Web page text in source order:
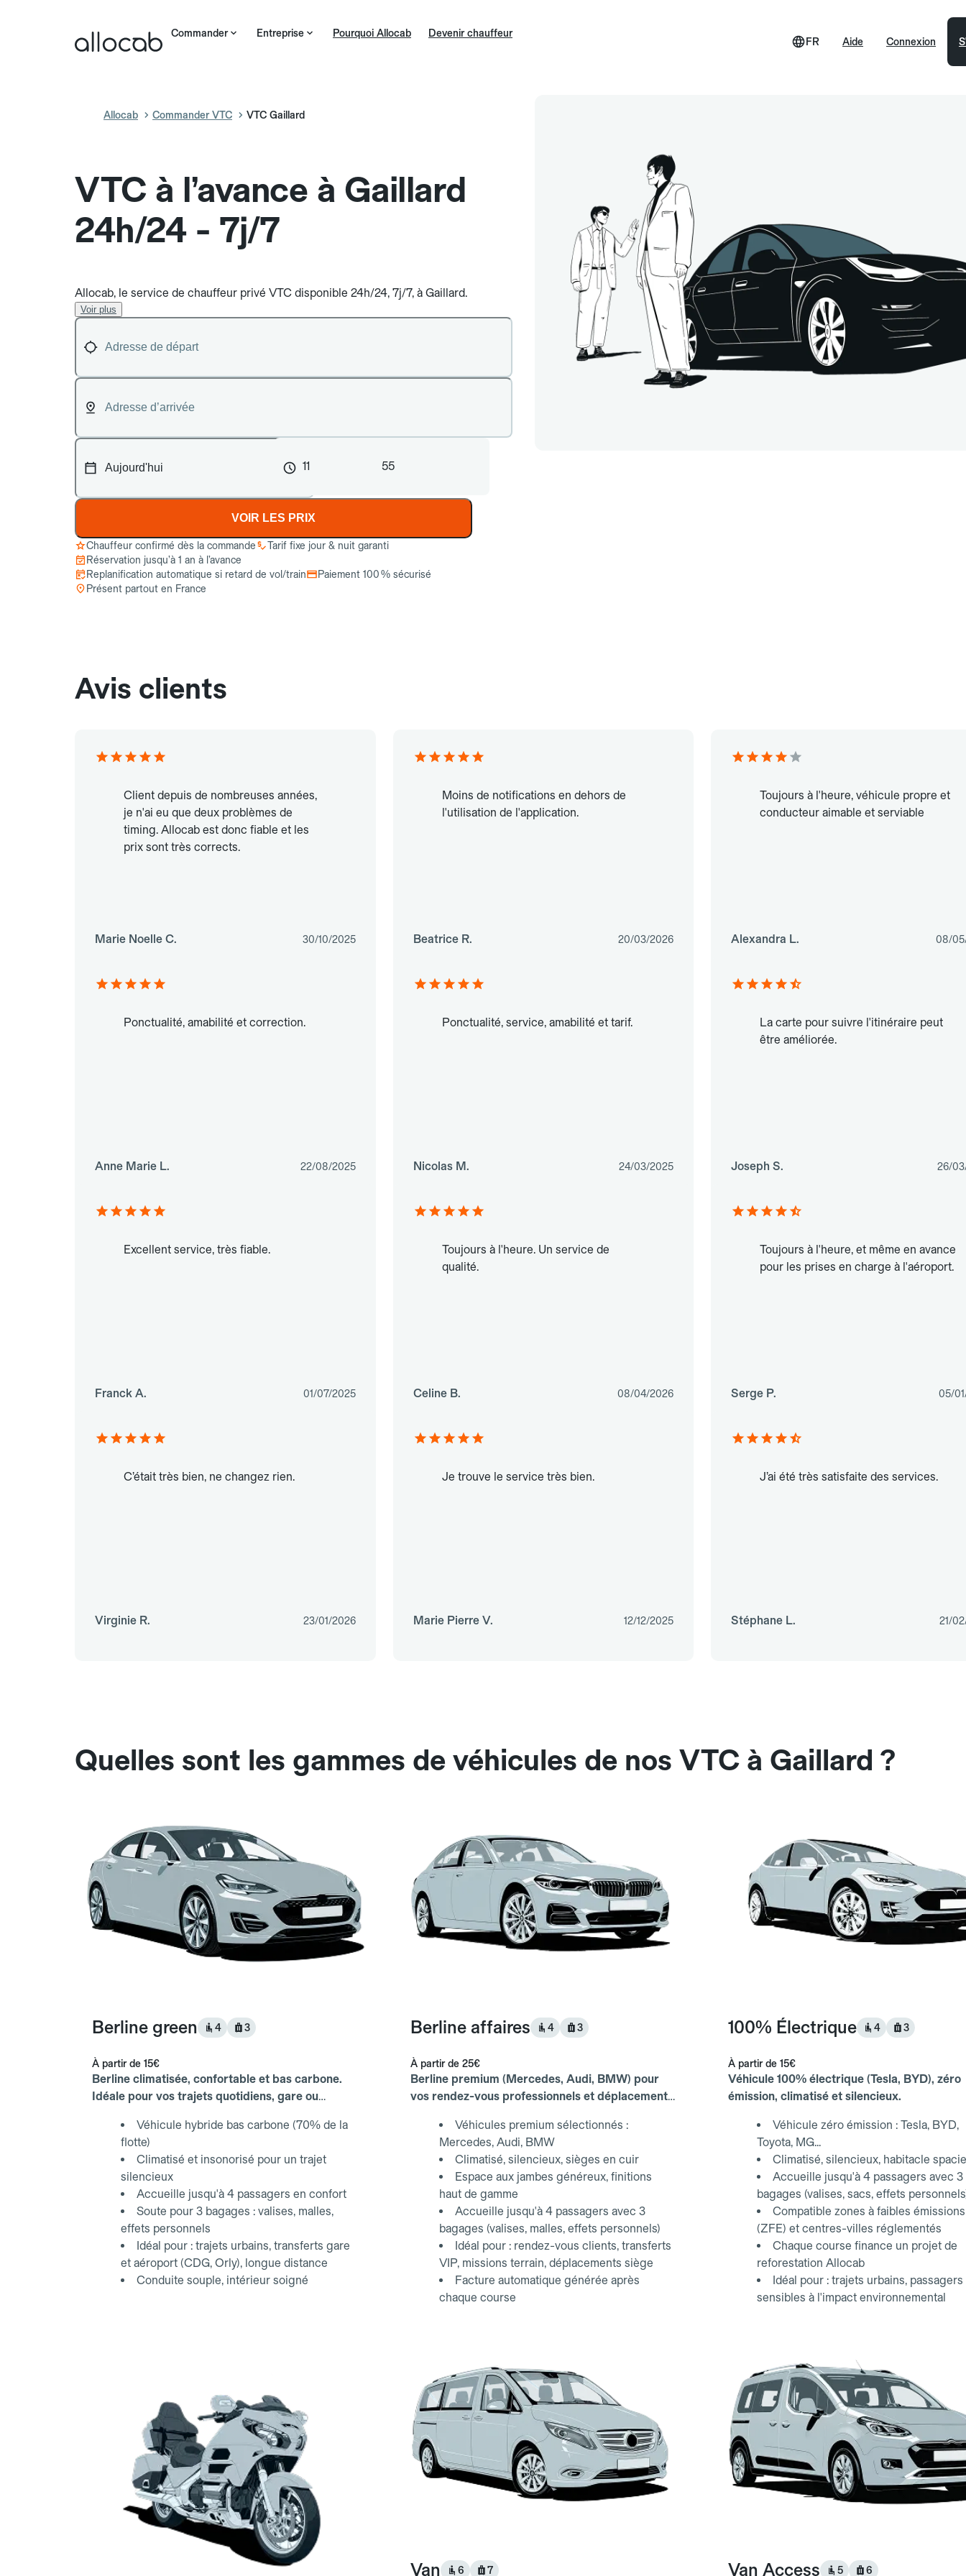
Commander Entreprise Pourquoi Allocab Devenir chauffeur
Aide
FR Connexion
Allocab Commander VTC VTC Gaillard
VTC à l’avance à Gaillard
24h/24 - 7j/7
Allocab, le service de chauffeur privé VTC disponible 24h/24, 7j/7, à Gaillard.
Voir plus
11 55
VOIR LES PRIX
Chauffeur confirmé dès la commande
Tarif fixe jour & nuit garanti
Réservation jusqu’à 1 an à l’avance
Replanification automatique si retard de vol/train
Paiement 100 % sécurisé
Présent partout en France
Avis clients
Client depuis de nombreuses années,
je n'ai eu que deux problèmes de
timing. Allocab est donc fiable et les
prix sont très corrects.
Marie Noelle C. 30/10/2025
Moins de notifications en dehors de
l'utilisation de l'application.
Beatrice R. 20/03/2026
Toujours à l'heure, véhicule propre et
conducteur aimable et serviable
Alexandra L. 08/
Ponctualité, amabilité et correction.
Anne Marie L. 22/08/2025
Ponctualité, service, amabilité et tarif.
Nicolas M. 24/03/2025
La carte pour suivre l'itinéraire peut
être améliorée.
Joseph S. 26/
Excellent service, très fiable.
Franck A. 01/07/2025
Toujours à l'heure. Un service de
qualité.
Celine B. 08/04/2026
Toujours à l'heure, et même en avance
pour les prises en charge à l'aéroport.
Serge P. 05/
C’était très bien, ne changez rien.
Virginie R. 23/01/2026
Je trouve le service très bien.
Marie Pierre V. 12/12/2025
J’ai été très satisfaite des services.
Stéphane L. 21/
Quelles sont les gammes de véhicules de nos VTC à Gaillard ?
Berline green 4 3
À partir de 15€
Berline climatisée, confortable et bas carbone.
Idéale pour vos trajets quotidiens, gare ou
Véhicule hybride bas carbone (70% de la
flotte)
Climatisé et insonorisé pour un trajet
silencieux
Accueille jusqu'à 4 passagers en confort
Soute pour 3 bagages : valises, malles,
effets personnels
Idéal pour : trajets urbains, transferts gare
et aéroport (CDG, Orly), longue distance
Conduite souple, intérieur soigné
Berline affaires 4 3
À partir de 25€
Berline premium (Mercedes, Audi, BMW) pour
vos rendez-vous professionnels et déplacements
Véhicules premium sélectionnés :
Mercedes, Audi, BMW
Climatisé, silencieux, sièges en cuir
Espace aux jambes généreux, finitions
haut de gamme
Accueille jusqu'à 4 passagers avec 3
bagages (valises, malles, effets personnels)
Idéal pour : rendez-vous clients, transferts
VIP, missions terrain, déplacements siège
Facture automatique générée après
chaque course
100% Électrique 4 3
À partir de 15€
Véhicule 100% électrique (Tesla, BYD), zéro
émission, climatisé et silencieux.
Véhicule zéro émission : Tesla, BYD,
Toyota, MG...
Climatisé, silencieux, habitacle
Accueille jusqu'à 4 passagers avec 3
bagages (valises, sacs, effets
Compatible zones à faibles émissions
(ZFE) et centres-villes réglementés
Chaque course finance un projet de
reforestation Allocab
Idéal pour : trajets urbains, passagers
sensibles à l'impact environnemental
Van 6 7 Van Access 5 6